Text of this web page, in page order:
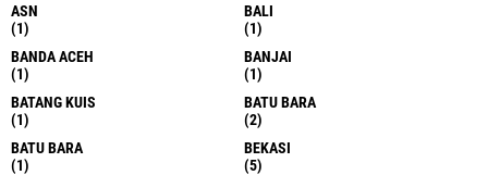
ASN
(1)
BALI
(1)
BANDA ACEH
(1)
BANJAI
(1)
BATANG KUIS
(1)
BATU BARA
(2)
BATU BARA
(1)
BEKASI
(5)